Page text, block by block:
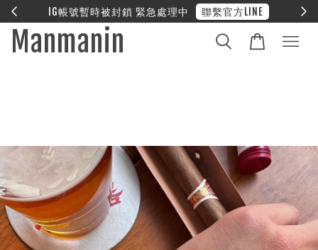
❤︎ 全館滿兩萬享免運
Manmanin